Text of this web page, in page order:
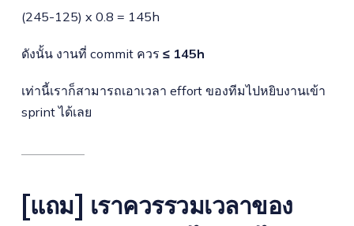
(245-125) x 0.8 = 145h
ดังนั้น งานที่ commit ควร ≤ 145h
เท่านี้เราก็สามารถเอาเวลา effort ของทีมไปหยิบงานเข้า
sprint ได้เลย
[แถม] เราควรรวมเวลาของ